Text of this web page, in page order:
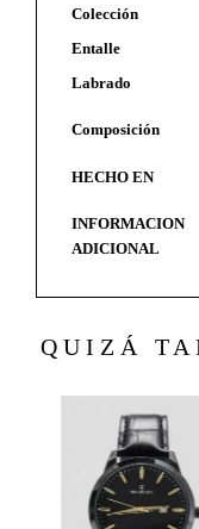
Colección
Entalle
Labrado
Composición
HECHO EN
INFORMACION
ADICIONAL
QUIZÁ